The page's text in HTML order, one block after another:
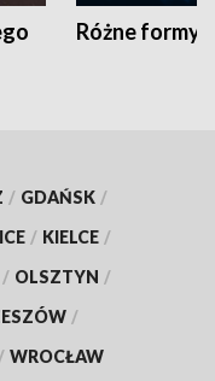
Różne formy
/ GDAŃSK /
/ KIELCE /
/ OLSZTYN /
/
/ WROCŁAW